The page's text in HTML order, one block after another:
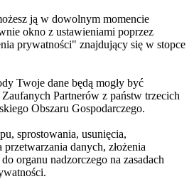
ją w dowolnym momencie
okno z ustawieniami poprzez
prywatności" znajdujący się w stopce
Twoje dane będą mogły być
Partnerów z państw trzecich
Obszaru Gospodarczego.
sprostowania, usunięcia,
danych, złożenia
organu nadzorczego na zasadach